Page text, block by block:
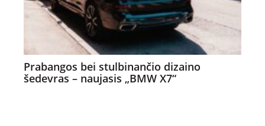
Prabangos bei stulbinančio dizaino
šedevras – naujasis „BMW X7“